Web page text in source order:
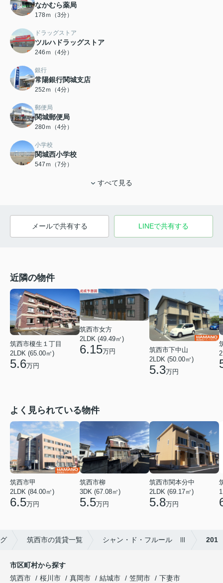
なかむら薬局
178ｍ（3分）
ドラッグストア
ツルハドラッグストア
246ｍ（4分）
銀行
常陽銀行関城支店
252ｍ（4分）
郵便局
関城郵便局
280ｍ（4分）
小学校
関城西小学校
547ｍ（7分）
すべて見る
メールで共有する LINEで共有する
近隣の物件
筑西市榎生１丁目
2LDK (65.00㎡)
5.6万円
筑西市女方
2LDK (49.49㎡)
6.15万円
筑西市下中山
2LDK (50.00㎡)
5.3万円
よく見られている物件
筑西市甲
2LDK (84.00㎡)
6.5万円
筑西市柳
3DK (67.08㎡)
5.5万円
筑西市関本分中
2LDK (69.17㎡)
5.8万円
筑西市の賃貸一覧 シャン・ド・フルール Ⅲ 201
市区町村から探す
筑西市
桜川市 真岡市 結城市 笠間市
下妻市